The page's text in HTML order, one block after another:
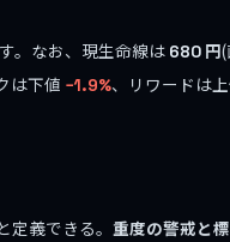
。なお、現生命線は 680 円
は下値 −1.9%、リワードは
と定義できる。 重度の警戒と